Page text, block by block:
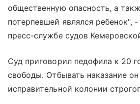
общественную опасность, а
потерпевшей являлся ребенок",
пресс-службе судов
Суд приговорил педофила к 20
свободы. Отбывать наказание
исправительной колонии